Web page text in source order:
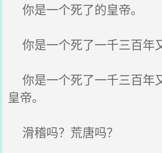
你是一个死了的皇帝。
你是一个死了一千三百年
你是一个死了一千三百年
皇帝。
滑稽吗？荒唐吗？